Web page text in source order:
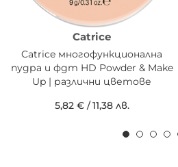
Catrice
Catrice многофункционална
пудра и фдт HD Powder & Make
Up | различни цветове
5,82 €/11,38 лв.